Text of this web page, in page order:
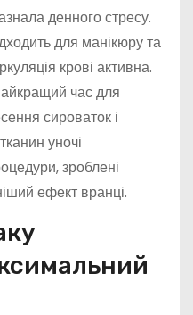
денного стресу.
для манікюру та
крові активна.
час для
сироваток і
уночі
зроблені
ефект вранці.